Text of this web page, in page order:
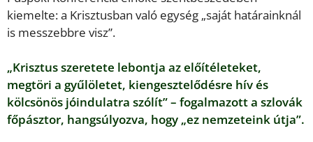
kiemelte: a Krisztusban való egység „saját határainknál
is messzebbre visz”.
„Krisztus szeretete lebontja az előítéleteket,
megtöri a gyűlöletet, kiengesztelődésre hív és
kölcsönös jóindulatra szólít” – fogalmazott a szlovák
főpásztor, hangsúlyozva, hogy „ez nemzeteink útja”.